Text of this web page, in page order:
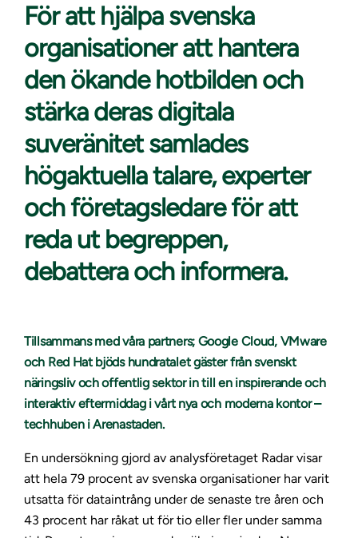
För att hjälpasvenska
organisationer att hantera
den ökande hotbilden och
stärka deras digitala
suveränitet samlades
högaktuella talare, experter
och företagsledare för att
reda ut begreppen,
debattera och informera.
Tillsammans med våra partners; Google Cloud, VMware
och Red Hat bjöds hundratalet gäster från svenskt
näringsliv och offentlig sektor in till en inspirerande och
interaktiv eftermiddag i vårt nya och moderna kontor –
techhuben i Arenastaden.
En undersökning gjord av analysföretaget Radar visar
att hela 79 procent av svenska organisationer har varit
utsatta för dataintrång under de senaste tre åren och
43 procent har råkat ut för tio eller fler under samma